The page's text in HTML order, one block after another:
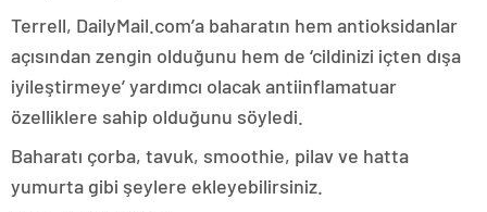
Terrell, DailyMail.com’a baharatın hem antioksidanlar
açısından zengin olduğunu hem de ‘cildinizi içten dışa
iyileştirmeye’ yardımcı olacak antiinflamatuar
özelliklere sahip olduğunu söyledi.
Baharatı çorba, tavuk, smoothie, pilav ve hatta
yumurta gibi şeylere ekleyebilirsiniz.